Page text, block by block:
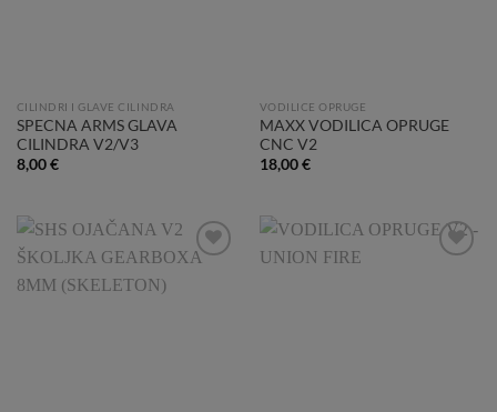
CILINDRI I GLAVE CILINDRA
SPECNA ARMS GLAVA
CILINDRA V2/V3
8,00€
VODILICE OPRUGE
MAXX VODILICA OPRUGE
CNC V2
18,00€